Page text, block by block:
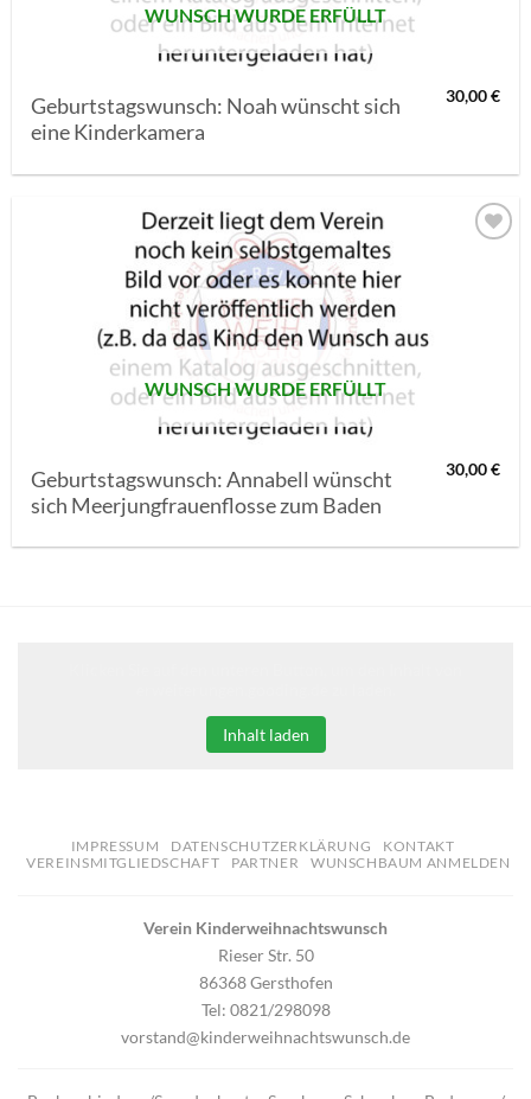
WUNSCH WURDE ERFÜLLT
Geburtstagswunsch: Noah wünscht sich
eine Kinderkamera
30,00€
WUNSCH WURDE ERFÜLLT
Geburtstagswunsch: Annabell wünscht
sich Meerjungfrauenflosse zum Baden
30,00€
Inhalt laden
IMPRESSUM DATENSCHUTZERKLÄRUNG
KONTAKT
VEREINSMITGLIEDSCHAFT
PARTNER WUNSCHBAUM ANMELDEN
Verein Kinderweihnachtswunsch
Rieser Str. 50
86368 Gersthofen
Tel: 0821/298098
vorstand@kinderweihnachtswunsch.de